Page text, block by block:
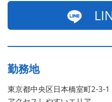
勤務地
東京都中央区日本橋室町2-3-